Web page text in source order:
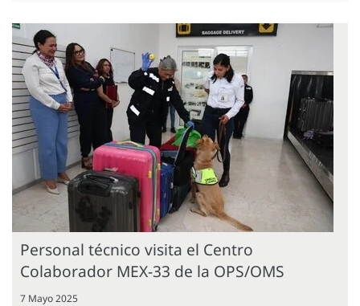
Personal técnico visita el Centro
Colaborador MEX-33 de la OPS/OMS
7 Mayo 2025